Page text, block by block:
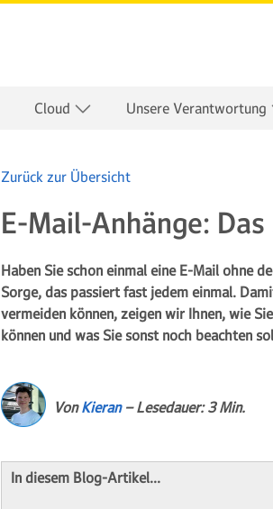
Cloud Unsere Verantwortung
Zurück zur Übersicht
E-Mail-Anhänge:
Haben Sie schon einmal eine E-Mail ohne
Sorge, das passiert fast jedem einmal.
vermeiden können, zeigen wir Ihnen, wie
können und was Sie sonst noch beachten
VonKieran– Lesedauer: 3 Min.
In diesem Blog-Artikel…